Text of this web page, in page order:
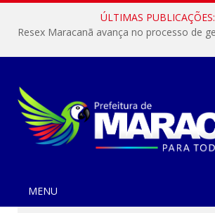
ÚLTIMAS PUBLICAÇÕES:
MENU